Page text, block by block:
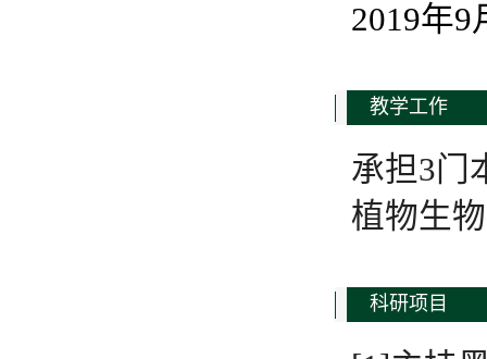
2019年
教学工作
承担3门
植物生
科研项目